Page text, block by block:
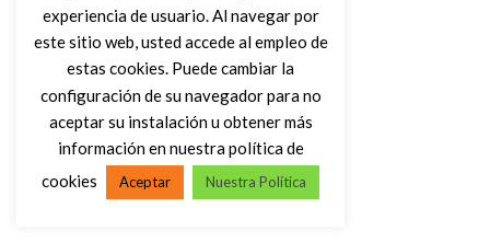
VOLVER AL INICIO
experiencia de usuario. Al navegar por
este sitio web, usted accede al empleo de
estas cookies. Puede cambiar la
configuración de su navegador para no
aceptar su instalación u obtener más
información en nuestra política de
cookies
Aceptar Nuestra Política